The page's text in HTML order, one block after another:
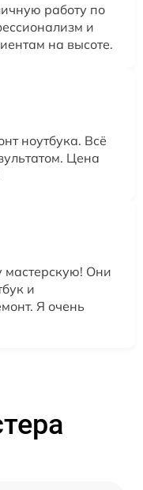
работу по
и
на высоте.
ноутбука. Всё
Цена
мастерскую! Они
и
Я очень